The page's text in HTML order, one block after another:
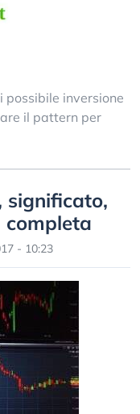
possibile inversione
il pattern per
significato,
completa
- 10:23